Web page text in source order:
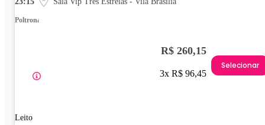
Poltrona
Leito
R$ 260,15
3x R$ 96,45
Selecionar